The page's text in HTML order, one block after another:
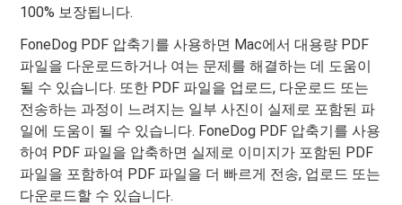
100% 보장됩니다.
FoneDog PDF 압축기를 사용하면 Mac에서 대용량 PDF
파일을 다운로드하거나 여는 문제를 해결하는 데 도움이
될 수 있습니다. 또한 PDF 파일을 업로드, 다운로드 또는
전송하는 과정이 느려지는 일부 사진이 실제로 포함된 파
일에 도움이 될 수 있습니다. FoneDog PDF 압축기를 사용
하여 PDF 파일을 압축하면 실제로 이미지가 포함된 PDF
파일을 포함하여 PDF 파일을 더 빠르게 전송, 업로드 또는
다운로드할 수 있습니다.